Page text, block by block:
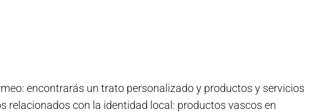
encontrarás un trato personalizado y productos y servicios
relacionados con la identidad local: productos vascos en